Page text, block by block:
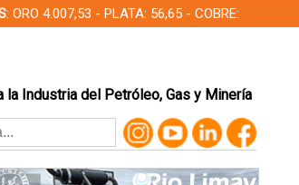
: ORO 4.007,53 - PLATA: 56,65 - COBRE:
Industria del Petróleo, Gas y Minería